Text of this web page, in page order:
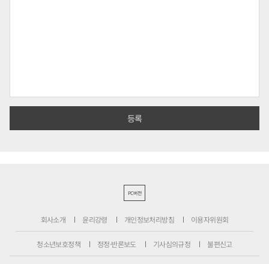
PC버전
회사소개 윤리강령 개인정보처리방침 이용자위원회
청소년보호정책 정정·반론보도 기사심의규정 불편신고